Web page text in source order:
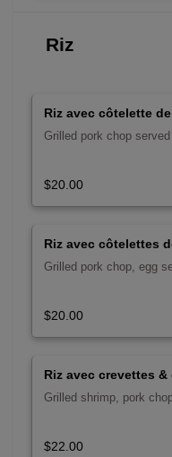
Riz
Riz avec côtelette
Grilled pork chop
$20.00
Riz avec côtelettes
Grilled pork chop, egg
$20.00
Riz avec crevettes
Grilled shrimp, pork
$22.00